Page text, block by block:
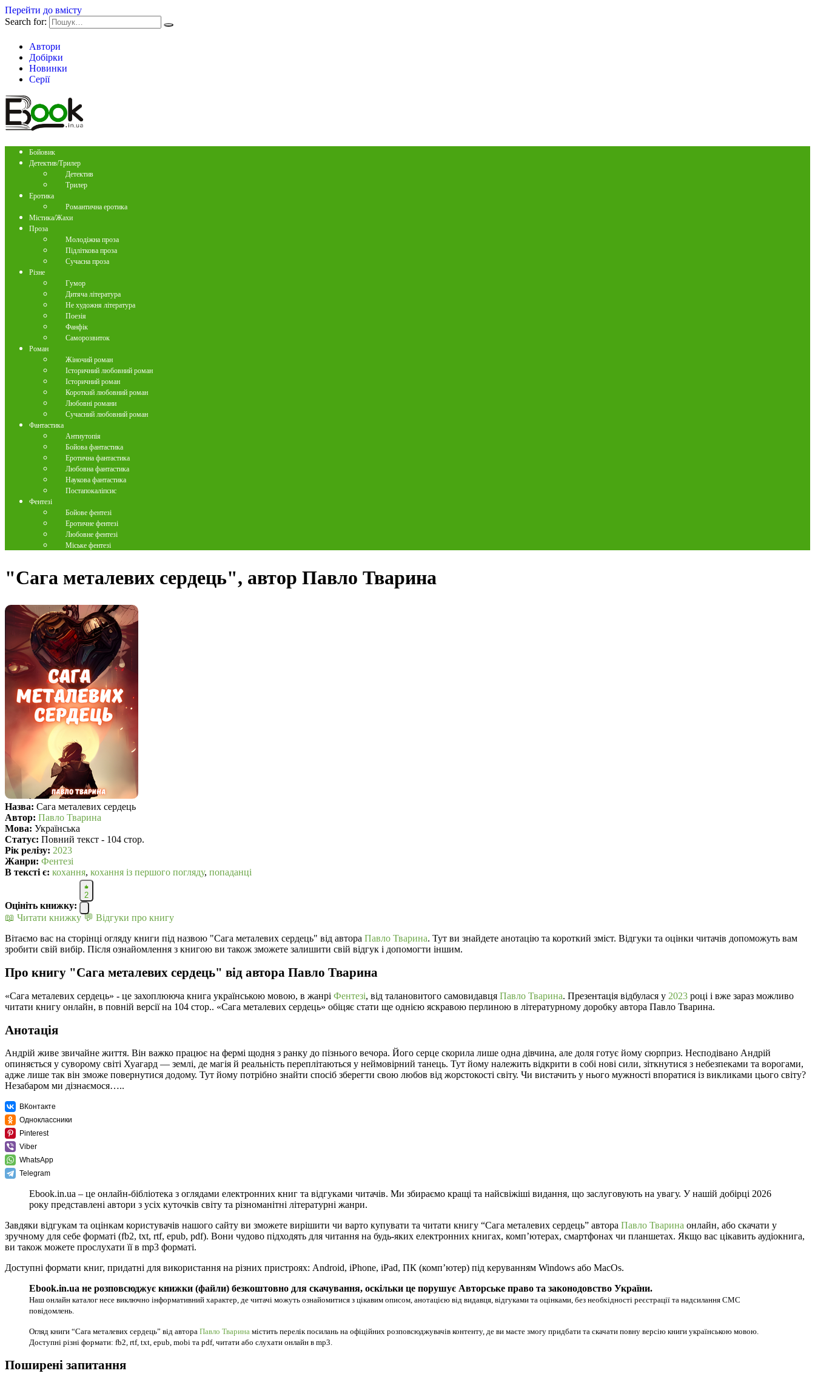
Перейти до вмісту
Search for:
Автори
Добірки
Новинки
Серії
Бойовик
Детектив/Трилер
Детектив
Трилер
Еротика
Романтична еротика
Містика/Жахи
Проза
Молодіжна проза
Підліткова проза
Сучасна проза
Різне
Гумор
Дитяча література
Не художня література
Поезія
Фанфік
Саморозвиток
Роман
Жіночий роман
Історичний любовний роман
Історичний роман
Короткий любовний роман
Любовні романи
Сучасний любовний роман
Фантастика
Антиутопія
Бойова фантастика
Еротична фантастика
Любовна фантастика
Наукова фантастика
Постапокаліпсис
Фентезі
Бойове фентезі
Еротичне фентезі
Любовне фентезі
Міське фентезі
"Сага металевих сердець", автор Павло Тварина
Назва: Сага металевих сердець
Автор: Павло Тварина
Мова: Українська
Статус: Повний текст - 104 стор.
Рік релізу: 2023
Жанри: Фентезі
В текcті є: кохання, кохання із першого погляду, попаданці
Оцініть книжку:
2
📖 Читати книжку 💬 Відгуки про книгу
Вітаємо вас на сторінці огляду книги під назвою "Сага металевих сердець" від автора Павло Тварина. Тут ви знайдете анотацію та короткий зміст. Відгуки та оцінки читачів допоможуть вам
зробити свій вибір. Після ознайомлення з книгою ви також зможете залишити свій відгук і допомогти іншим.
Про книгу "Сага металевих сердець" від автора Павло Тварина
«Сага металевих сердець» - це захоплююча книга українською мовою, в жанрі Фентезі, від талановитого самовидавця Павло Тварина. Презентація відбулася у 2023 році і вже зараз можливо
читати книгу онлайн, в повній версії на 104 стор.. «Сага металевих сердець» обіцяє стати ще однією яскравою перлиною в літературному доробку автора Павло Тварина.
Анотація
Андрій живе звичайне життя. Він важко працює на фермі щодня з ранку до пізнього вечора. Його серце скорила лише одна дівчина, але доля готує йому сюрприз. Несподівано Андрій
опиняється у суворому світі Хуагард — землі, де магія й реальність переплітаються у неймовірний танець. Тут йому належить відкрити в собі нові сили, зіткнутися з небезпеками та ворогами,
адже лише так він зможе повернутися додому. Тут йому потрібно знайти спосіб зберегти свою любов від жорстокості світу. Чи вистачить у нього мужності впоратися із викликами цього світу?
Незабаром ми дізнаємося…..
ВКонтакте
Одноклассники
Pinterest
Viber
WhatsApp
Telegram
Ebook.in.ua – це онлайн-бібліотека з оглядами електронних книг та відгуками читачів. Ми збираємо кращі та найсвіжіші видання, що заслуговують на увагу. У нашій добірці 2026
року представлені автори з усіх куточків світу та різноманітні літературні жанри.
Завдяки відгукам та оцінкам користувачів нашого сайту ви зможете вирішити чи варто купувати та читати книгу “Сага металевих сердець” автора Павло Тварина онлайн, або скачати у
зручному для себе форматі (fb2, txt, rtf, epub, pdf). Вони чудово підходять для читання на будь-яких електронних книгах, комп’ютерах, смартфонах чи планшетах. Якщо вас цікавить аудіокнига,
ви також можете прослухати її в mp3 форматі.
Доступні формати книг, придатні для використання на різних пристроях: Android, iPhone, iPad, ПК (комп’ютер) під керуванням Windows або MacOs.
Ebook.in.ua не розповсюджує книжки (файли) безкоштовно для скачування, оскільки це порушує Авторське право та законодовство України.
Наш онлайн каталог несе виключно інформативний характер, де читачі можуть ознайомитися з цікавим описом, анотацією від видавця, відгуками та оцінками, без необхідності реєстрації та надсилання СМС
повідомлень.
Огляд книги “Сага металевих сердець” від автора Павло Тварина містить перелік посилань на офіційних розповсюджувачів контенту, де ви маєте змогу придбати та скачати повну версію книги українською мовою.
Доступні різні формати: fb2, rtf, txt, epub, mobi та pdf, читати або слухати онлайн в mp3.
Поширені запитання